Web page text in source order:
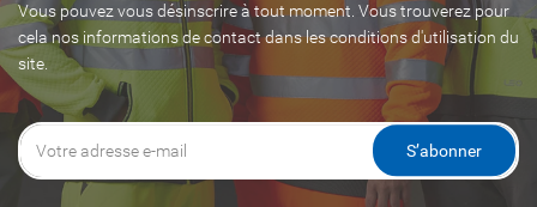
Vous pouvez vous désinscrire à tout moment. Vous trouverez pour
cela nos informations de contact dans les conditions d'utilisation du
site.
S’abonner